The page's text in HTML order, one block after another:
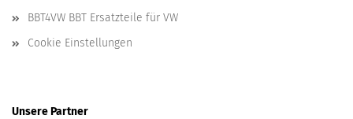
BBT4VW BBT Ersatzteile für VW
Cookie Einstellungen
Unsere Partner